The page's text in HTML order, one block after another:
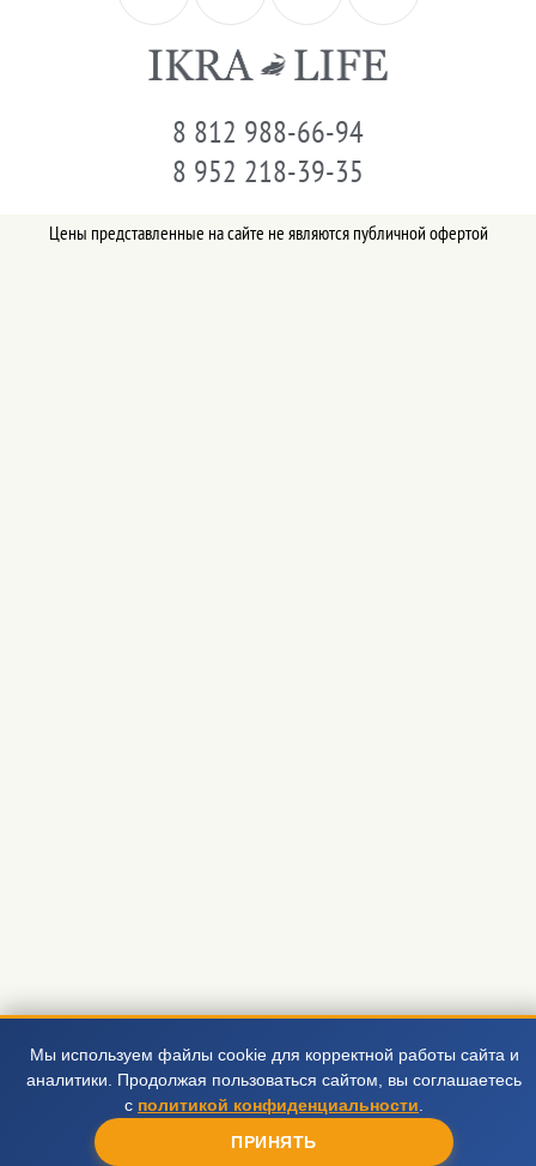
8 812 988-66-94
8 952 218-39-35
Цены представленные на сайте не являются публичной офертой
Мы используем файлы cookie для корректной работы сайта и
аналитики. Продолжая пользоваться сайтом, вы соглашаетесь
с политикой конфиденциальности
ПРИНЯТЬ